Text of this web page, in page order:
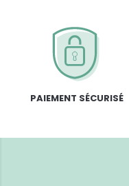
PAIEMENT SÉCURISÉ